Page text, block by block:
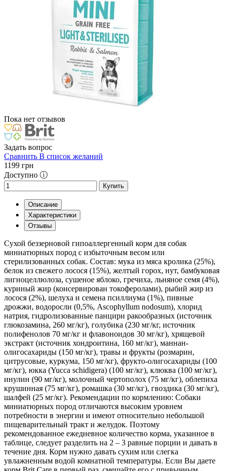
Пока нет отзывов
Задать вопрос
Сравнить В список желаний
1199 грн
Доступно ⓘ
Купить
Описание
Характеристики
Отзывы
Сухой беззерновой гипоаллергенный корм для собак
миниатюрных пород с избыточным весом или
стерилизованных собак. Состав: мука из мяса кролика (25%),
белок из свежего лосося (15%), желтый горох, нут, бамбуковая
лигноцеллюлоза, сушеное яблоко, гречиха, льняное семя (4%),
куриный жир (консервирован токоферолами), рыбий жир из
лосося (2%), шелуха и семена псиллиума (1%), пивные
дрожжи, водоросли (0,5%, Ascophyllum nodosum), хлорид
натрия, гидролизованные панцири ракообразных (источник
глюкозамина, 260 мг/кг), голубика (230 мг/кг, источник
полифенолов 70 мг/кг и флавоноидов 30 мг/кг), хрящевой
экстракт (источник хондроитина, 160 мг/кг), маннан-
олигосахариды (150 мг/кг), травы и фрукты (розмарин,
цитрусовые, куркума, 150 мг/кг), фрукто-олигосахариды (100
мг/кг), юкка (Yucca schidigera) (100 мг/кг), клюква (100 мг/кг),
инулин (90 мг/кг), молочный чертополох (75 мг/кг), облепиха
крушинная (75 мг/кг), ромашка (30 мг/кг), гвоздика (30 мг/кг),
шалфей (25 мг/кг). Рекомендации по кормлению: Собаки
миниатюрных пород отличаются высоким уровнем
потребности в энергии и имеют относительно небольшой
пищеварительный тракт и желудок. Поэтому
рекомендованное ежедневное количество корма, указанное в
таблице, следует разделить на 2 – 3 равные порции и давать в
течение дня. Корм нужно давать сухим или слегка
увлажненным водой комнатной температуры. Если Вы даете